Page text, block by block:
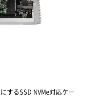
するSSD NVMe対応ケー